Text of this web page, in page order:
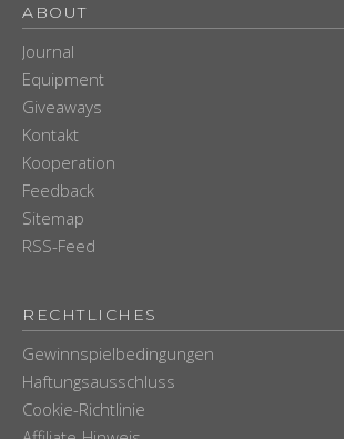
ABOUT
Journal
Equipment
Giveaways
Kontakt
Kooperation
Feedback
Sitemap
RSS-Feed
RECHTLICHES
Gewinnspielbedingungen
Haftungsausschluss
Cookie-Richtlinie